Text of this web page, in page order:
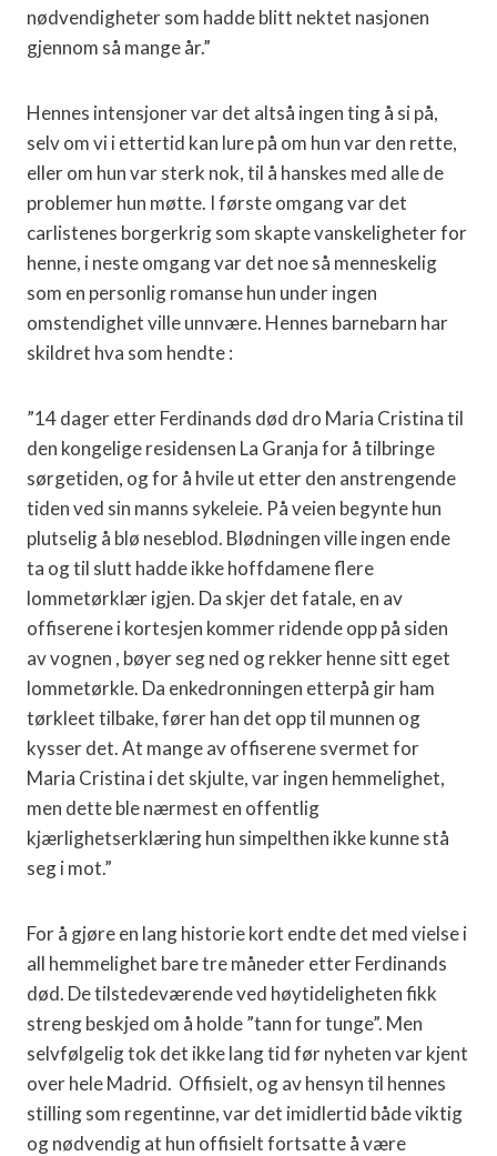
nødvendigheter som hadde blitt nektet nasjonen
gjennom så mange år.”
Hennes intensjoner var det altså ingen ting å si på,
selv om vi i ettertid kan lure på om hun var den rette,
eller om hun var sterk nok, til å hanskes med alle de
problemer hun møtte. I første omgang var det
carlistenes borgerkrig som skapte vanskeligheter for
henne, i neste omgang var det noe så menneskelig
som en personlig romanse hun under ingen
omstendighet ville unnvære. Hennes barnebarn har
skildret hva som hendte :
”14 dager etter Ferdinands død dro Maria Cristina til
den kongelige residensen La Granja for å tilbringe
sørgetiden, og for å hvile ut etter den anstrengende
tiden ved sin manns sykeleie. På veien begynte hun
plutselig å blø neseblod. Blødningen ville ingen ende
ta og til slutt hadde ikke hoffdamene flere
lommetørklær igjen. Da skjer det fatale, en av
offiserene i kortesjen kommer ridende opp på siden
av vognen , bøyer seg ned og rekker henne sitt eget
lommetørkle. Da enkedronningen etterpå gir ham
tørkleet tilbake, fører han det opp til munnen og
kysser det. At mange av offiserene svermet for
Maria Cristina i det skjulte, var ingen hemmelighet,
men dette ble nærmest en offentlig
kjærlighetserklæring hun simpelthen ikke kunne stå
seg i mot.”
For å gjøre en lang historie kort endte det med vielse i
all hemmelighet bare tre måneder etter Ferdinands
død. De tilstedeværende ved høytideligheten fikk
streng beskjed om å holde ”tann for tunge”. Men
selvfølgelig tok det ikke lang tid før nyheten var kjent
over hele Madrid. Offisielt, og av hensyn til hennes
stilling som regentinne, var det imidlertid både viktig
og nødvendig at hun offisielt fortsatte å være